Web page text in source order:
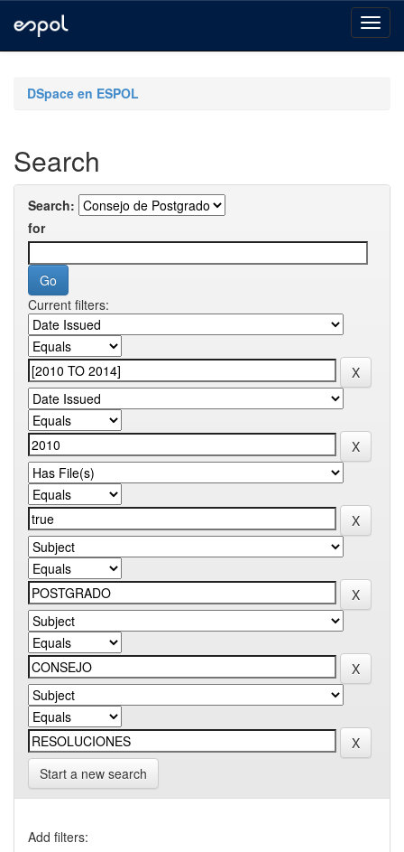
navigationDSpace en ESPOL
Search
Search:
for
Current filters:
Start a new search
Add filters: